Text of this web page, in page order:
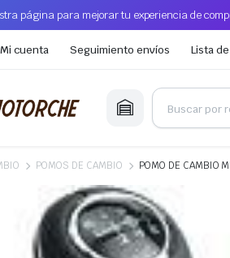
página para mejorar tu experiencia de
Mi cuenta Seguimiento envíos Lista
POMOS DE CAMBIO POMO DE CAMBIO